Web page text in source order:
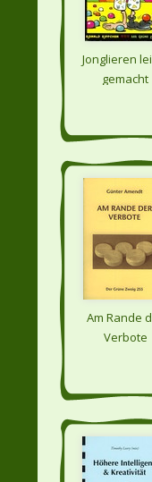
Jonglieren
gemacht
Am Rande
Verbote